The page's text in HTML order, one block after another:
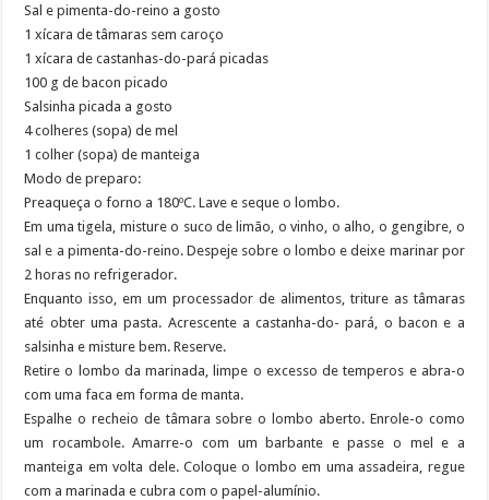
Sal e pimenta-do-reino a gosto
1 xícara de tâmaras sem caroço
1 xícara de castanhas-do-pará picadas
100 g de bacon picado
Salsinha picada a gosto
4 colheres (sopa) de mel
1 colher (sopa) de manteiga
Modo de preparo:
Preaqueça o forno a 180ºC. Lave e seque o lombo.
Em uma tigela, misture o suco de limão, o vinho, o alho, o gengibre, o
sal e a pimenta-do-reino. Despeje sobre o lombo e deixe marinar por
2 horas no refrigerador.
Enquanto isso, em um processador de alimentos, triture as tâmaras
até obter uma pasta. Acrescente a castanha-do- pará, o bacon e a
salsinha e misture bem. Reserve.
Retire o lombo da marinada, limpe o excesso de temperos e abra-o
com uma faca em forma de manta.
Espalhe o recheio de tâmara sobre o lombo aberto. Enrole-o como
um rocambole. Amarre-o com um barbante e passe o mel e a
manteiga em volta dele. Coloque o lombo em uma assadeira, regue
com a marinada e cubra com o papel-alumínio.